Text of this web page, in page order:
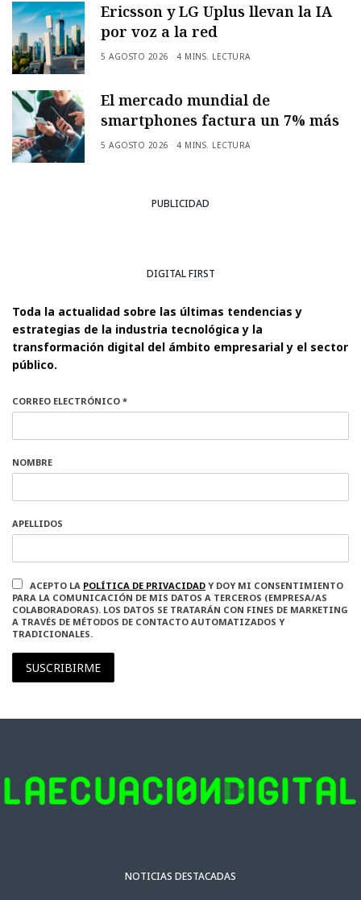
Ericsson y LG Uplus llevan la IA
por voz a la red
5 AGOSTO 2026 4 MINS. LECTURA
El mercado mundial de
smartphones factura un 7% más
5 AGOSTO 2026 4 MINS. LECTURA
PUBLICIDAD
DIGITAL FIRST
Toda la actualidad sobre las últimas tendencias y
estrategias de la industria tecnológica y la
transformación digital del ámbito empresarial y el sector
público.
CORREO ELECTRÓNICO *
NOMBRE
APELLIDOS
ACEPTO LA POLÍTICA DE PRIVACIDAD Y DOY MI CONSENTIMIENTO
PARA LA COMUNICACIÓN DE MIS DATOS A TERCEROS (EMPRESA/AS
COLABORADORAS). LOS DATOS SE TRATARÁN CON FINES DE MARKETING
A TRAVÉS DE MÉTODOS DE CONTACTO AUTOMATIZADOS Y
TRADICIONALES.
SUSCRIBIRME
NOTICIAS DESTACADAS